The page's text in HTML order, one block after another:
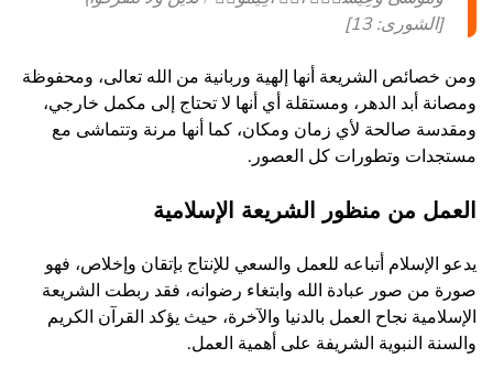
[الشورى: 13]
ومن خصائص الشريعة أنها إلهية وربانية من الله تعالى، ومحفوظة
ومصانة أبد الدهر، ومستقلة أي أنها لا تحتاج إلى مكمل خارجي،
ومقدسة صالحة لأي زمان ومكان، كما أنها مرنة وتتماشى مع
مستجدات وتطورات كل العصور.
العمل من منظور الشريعة الإسلامية
يدعو الإسلام أتباعه للعمل والسعي للإنتاج بإتقان وإخلاص، فهو
صورة من صور عبادة الله وابتغاء رضوانه، فقد ربطت الشريعة
الإسلامية نجاح العمل بالدنيا والآخرة، حيث يؤكد القرآن الكريم
والسنة النبوية الشريفة على أهمية العمل.